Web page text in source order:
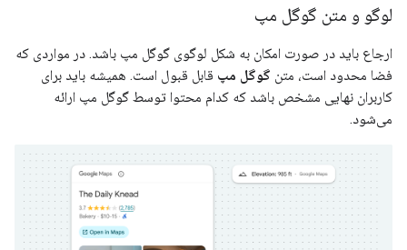
لوگو و متن گوگل مپ
ارجاع باید در صورت امکان به شکل لوگوی گوگل مپ باشد. در مواردی که
فضا محدود است، متن گوگل مپ قابل قبول است. همیشه باید برای
کاربران نهایی مشخص باشد که کدام محتوا توسط گوگل مپ ارائه
می‌شود.